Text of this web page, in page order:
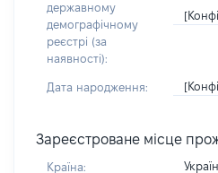
державному
демографічному
реєстрі (за
наявності):
Дата народження:
Зареєстроване місце
Країна: